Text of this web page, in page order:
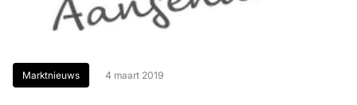
Marktnieuws 4 maart 2019